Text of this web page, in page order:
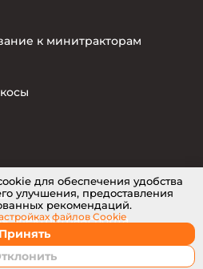
к минитракторам
электротранспорта
для обеспечения удобства
улучшения, предоставления
рекомендаций.
Принять
файлов Cookie